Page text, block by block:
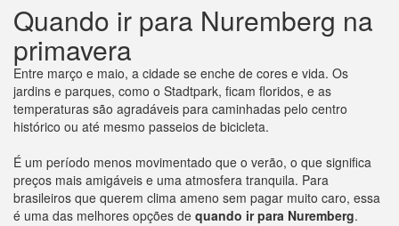
Quando ir para Nuremberg na
primavera
Entre março e maio, a cidade se enche de cores e vida. Os
jardins e parques, como o Stadtpark, ficam floridos, e as
temperaturas são agradáveis para caminhadas pelo centro
histórico ou até mesmo passeios de bicicleta.
É um período menos movimentado que o verão, o que significa
preços mais amigáveis e uma atmosfera tranquila. Para
brasileiros que querem clima ameno sem pagar muito caro, essa
é uma das melhores opções de quando ir para Nuremberg.